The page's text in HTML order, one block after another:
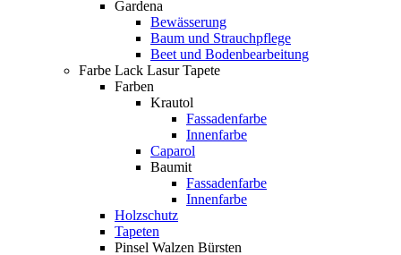
Gardena
Bewässerung
Baum und Strauchpflege
Beet und Bodenbearbeitung
Farbe Lack Lasur Tapete
Farben
Krautol
Fassadenfarbe
Innenfarbe
Caparol
Baumit
Fassadenfarbe
Innenfarbe
Holzschutz
Tapeten
Pinsel Walzen Bürsten